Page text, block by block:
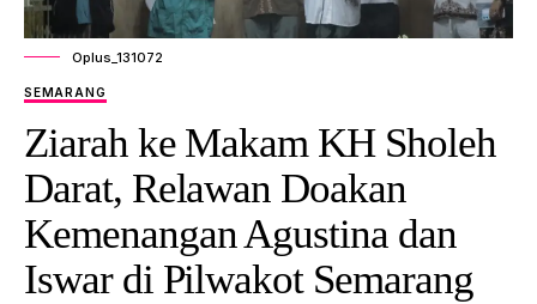
Oplus_131072
SEMARANG
Ziarah ke Makam KH Sholeh
Darat, Relawan Doakan
Kemenangan Agustina dan
Iswar di Pilwakot Semarang